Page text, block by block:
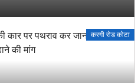
करगी रोड कोटा